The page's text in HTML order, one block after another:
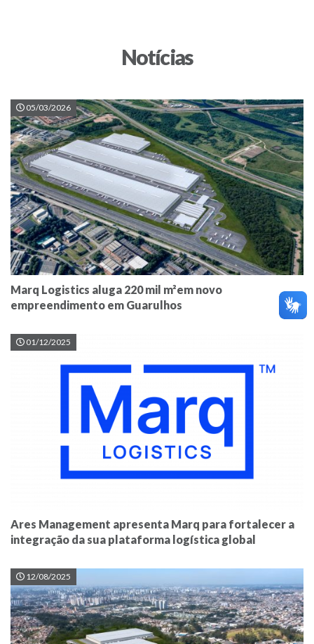
Notícias
05/03/2026
Marq Logistics aluga 220 mil m²em novo
empreendimento em Guarulhos
01/12/2025
Ares Management apresenta Marq para fortalecer a
integração da sua plataforma logística global
12/08/2025